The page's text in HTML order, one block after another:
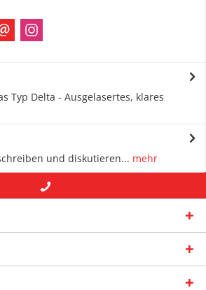
Typ Delta - Ausgelasertes, klares
und diskutieren... mehr